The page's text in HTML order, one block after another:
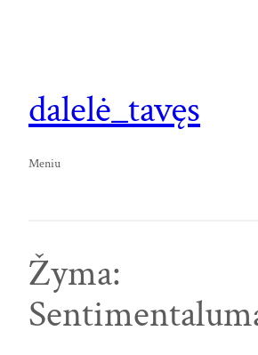
dalelė_tavęs
Meniu
Žyma: